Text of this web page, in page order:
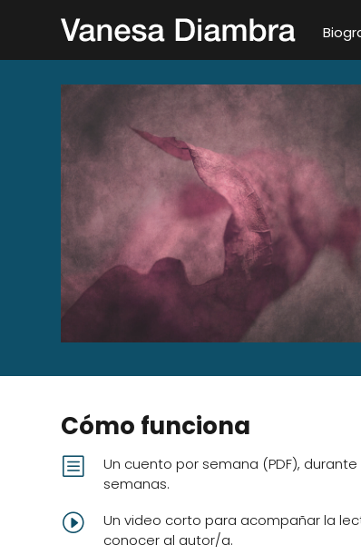
Cómo funciona
b
Un cuento por semana (PDF), durante
semanas.
I
Un video corto para acompañar la
conocer al autor/a.